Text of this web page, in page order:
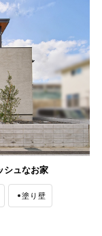
シュなお家
塗り壁